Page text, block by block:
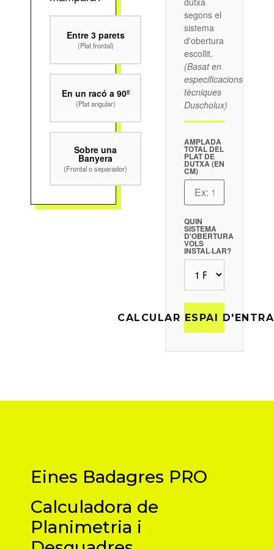
Entre 3 parets
(Plat frontal)
En un racó a 90º
(Plat angular)
Sobre una
Banyera
(Frontal o separador)
segons el
sistema
d'obertura
escollit.
(Basat en
especificacions
tècniques
Duscholux)
AMPLADA
TOTAL DEL
PLAT DE
DUTXA (EN
CM)
QUIN
SISTEMA
D'OBERTURA
VOLS
INSTAL·LAR?
CALCULAR ESPAI
Eines Badagres PRO
Calculadora de
Planimetria i